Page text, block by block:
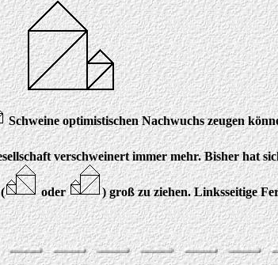
Schweine optimistischen Nachwuchs zeugen
verschweinert immer mehr. Bisher hat
oder ) groß zu ziehen. Linksseitige